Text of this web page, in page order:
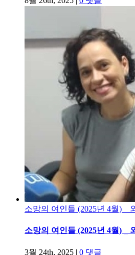
소망의 여인들 (2025년 4월) _
소망의 여인들 (2025년 4월) _
3월 24th, 2025 | 0 댓글